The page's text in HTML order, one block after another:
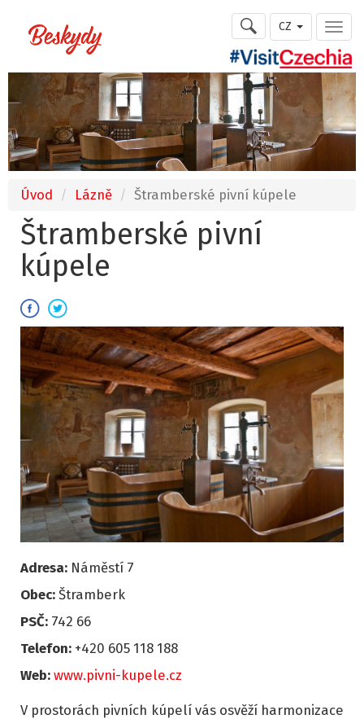
CZ
Úvod Lázně Štramberské pivní kúpele
Štramberské pivní
kúpele
Adresa: Náměstí 7
Obec: Štramberk
PSČ: 742 66
Telefon: +420 605 118 188
Web: www.pivni-kupele.cz
V prostorách pivních kúpelí vás osvěží harmonizace